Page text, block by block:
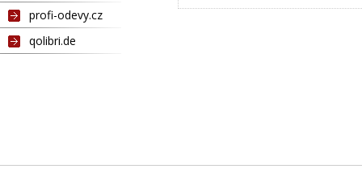
profi-odevy.cz
qolibri.de